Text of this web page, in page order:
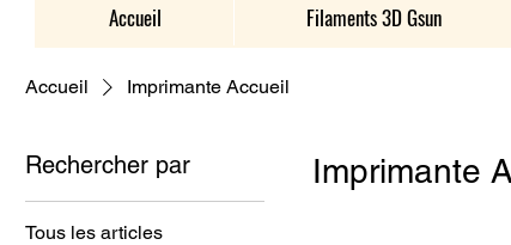
Accueil Filaments 3D Gsun
Accueil Imprimante Accueil
Rechercher par
Tous les articles
Imprimante